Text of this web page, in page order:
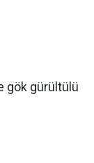
gök gürültülü